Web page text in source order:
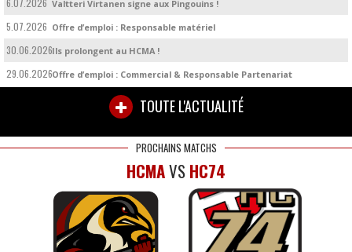
6.07.2026 Valtteri Virtanen signe aux Pingouins !
5.07.2026 Offre d’emploi : Responsable matériel
30.06.2026Ils prolongent au HCMA !
29.06.2026Offre d’emploi : Commercial & Responsable Partenariat
TOUTE L'ACTUALITÉ
PROCHAINS MATCHS
HCMAVSHC74